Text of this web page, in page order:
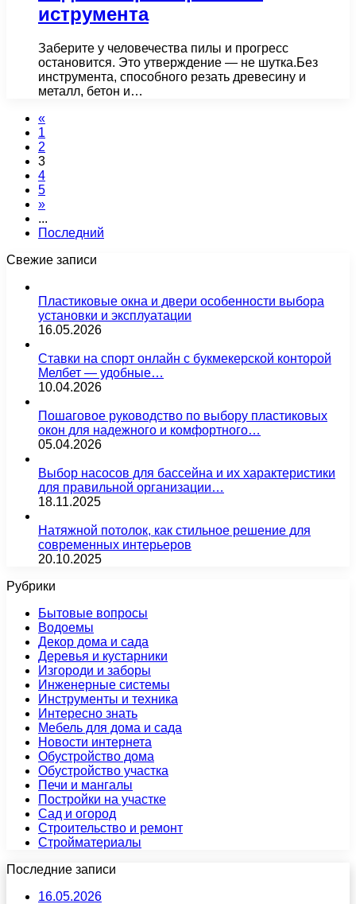
иструмента
Заберите у человечества пилы и прогресс
остановится. Это утверждение — не шутка.Без
инструмента, способного резать древесину и
металл, бетон и…
«
1
2
3
4
5
»
...
Последний
Свежие записи
Пластиковые окна и двери особенности выбора
установки и эксплуатации
16.05.2026
Ставки на спорт онлайн с букмекерской конторой
Мелбет — удобные…
10.04.2026
Пошаговое руководство по выбору пластиковых
окон для надежного и комфортного…
05.04.2026
Выбор насосов для бассейна и их характеристики
для правильной организации…
18.11.2025
Натяжной потолок, как стильное решение для
современных интерьеров
20.10.2025
Рубрики
Бытовые вопросы
Водоемы
Декор дома и сада
Деревья и кустарники
Изгороди и заборы
Инженерные системы
Инструменты и техника
Интересно знать
Мебель для дома и сада
Новости интернета
Обустройство дома
Обустройство участка
Печи и мангалы
Постройки на участке
Сад и огород
Строительство и ремонт
Стройматериалы
Последние записи
16.05.2026